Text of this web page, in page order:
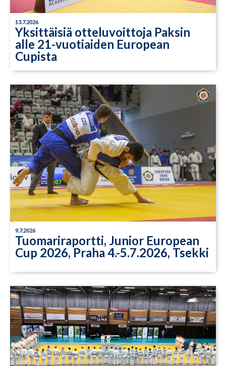
13.7.2026
Yksittäisiä otteluvoittoja Paksin
alle 21-vuotiaiden European
Cupista
9.7.2026
Tuomariraportti, Junior European
Cup 2026, Praha 4.-5.7.2026, Tsekki